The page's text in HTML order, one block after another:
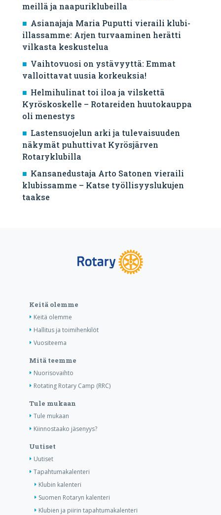
meillä ja naapuriklubeilla
Asianajaja Maria Puputti vieraili klubi-
illassamme: Arjen turvaaminen herätti
vilkasta keskustelua
Vaihtovuosi on ystävyyttä: Emmat
valloittavat uusia korkeuksia!
Helmihulinat toi iloa ja vilskettä
Kyröskoskelle – Rotareiden huutokauppa
oli menestys
Lastensuojelun arki ja tulevaisuuden
näkymät puhuttivat Kyrösjärven
Rotaryklubilla
Kansanedustaja Arto Satonen vieraili
klubissamme – Katse työllisyyslukujen
taakse
Keitä olemme
Keitä olemme
Hallitus ja toimihenkilöt
Vuositeema
Mitä teemme
Nuorisovaihto
Rotating Rotary Camp (RRC)
Tule mukaan
Tule mukaan
Kiinnostaako jäsenyys?
Uutiset
Uutiset
Tapahtumakalenteri
Klubin kalenteri
Suomen Rotaryn kalenteri
Klubien ja piirin tapahtumakalenteri